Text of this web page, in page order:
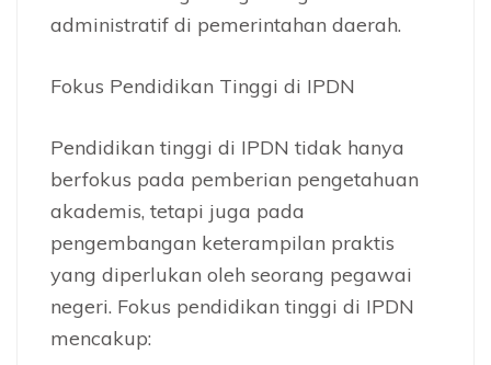
administratif di pemerintahan daerah.
Fokus Pendidikan Tinggi di IPDN
Pendidikan tinggi di IPDN tidak hanya
berfokus pada pemberian pengetahuan
akademis, tetapi juga pada
pengembangan keterampilan praktis
yang diperlukan oleh seorang pegawai
negeri. Fokus pendidikan tinggi di IPDN
mencakup: